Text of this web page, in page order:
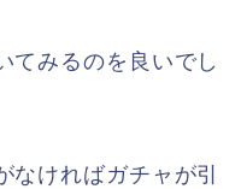
てみるのを良いでし
なければガチャが引